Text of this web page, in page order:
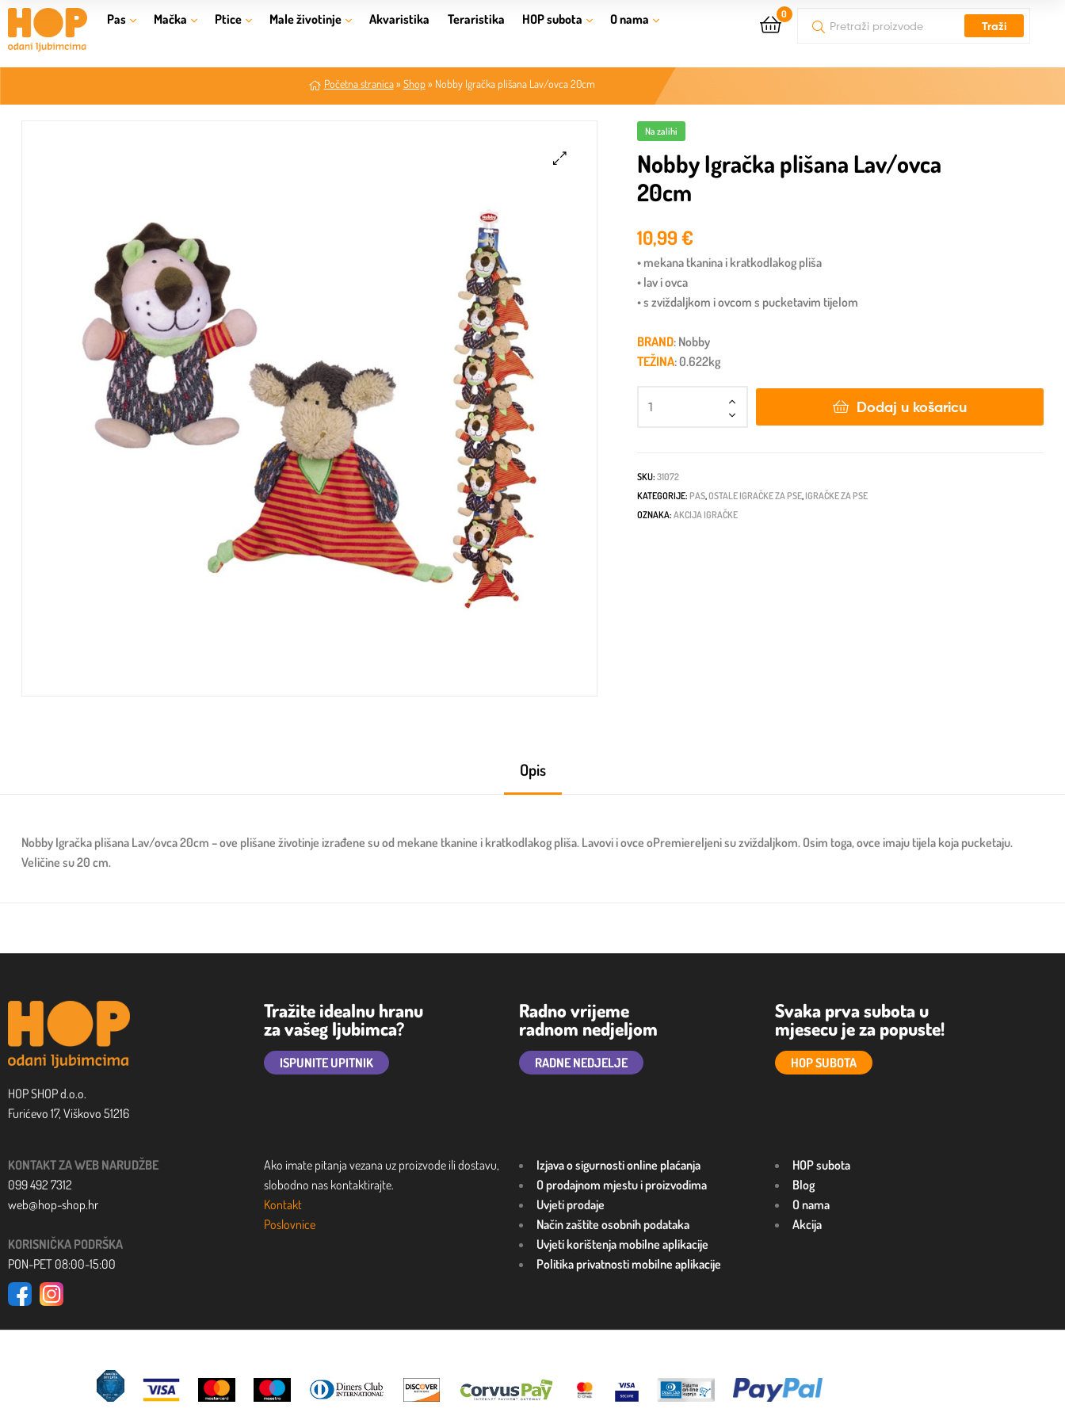
Pas Mačka Ptice Male životinje Akvaristika Teraristika HOP subota O nama 0
Traži
Početna stranica» Shop» Nobby Igračka plišana Lav/ovca 20cm
Na zalihi
Nobby Igračka plišana Lav/ovca
20cm
10,99€
• mekana tkanina i kratkodlakog pliša
• lav i ovca
• s zviždaljkom i ovcom s pucketavim tijelom
BRAND: Nobby
TEŽINA: 0.622kg
Dodaj u košaricu
SKU:31072
KATEGORIJE: PAS,OSTALE IGRAČKE ZA PSE, IGRAČKE ZA PSE
OZNAKA:AKCIJA IGRAČKE
Opis
Nobby Igračka plišana Lav/ovca 20cm – ove plišane životinje izrađene su od mekane tkanine i kratkodlakog pliša. Lavovi i ovce oPremiereljeni su zviždaljkom. Osim toga, ovce imaju tijela koja pucketaju.
Veličine su 20 cm.
HOP SHOP d.o.o.
Furićevo 17, Viškovo 51216
Tražite idealnu hranu
za vašeg ljubimca?
ISPUNITE UPITNIK
Radno vrijeme
radnom nedjeljom
RADNE NEDJELJE
Svaka prva subota u
mjesecu je za popuste!
HOP SUBOTA
KONTAKT ZA WEB NARUDŽBE
099 492 7312
web@hop-shop.hr
KORISNIČKA PODRŠKA
PON-PET 08:00-15:00
Ako imate pitanja vezana uz proizvode ili dostavu,
slobodno nas kontaktirajte.
Kontakt
Poslovnice
Izjava o sigurnosti online plaćanja
O prodajnom mjestu i proizvodima
Uvjeti prodaje
Način zaštite osobnih podataka
Uvjeti korištenja mobilne aplikacije
Politika privatnosti mobilne aplikacije
HOP subota
Blog
O nama
Akcija